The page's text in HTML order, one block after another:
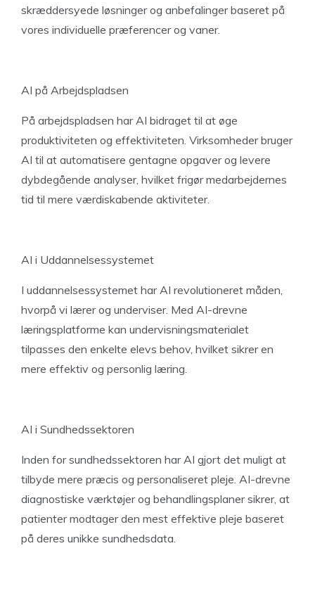
skræddersyede løsninger og anbefalinger baseret på
vores individuelle præferencer og vaner.
AI på Arbejdspladsen
På arbejdspladsen har AI bidraget til at øge
produktiviteten og effektiviteten. Virksomheder bruger
AI til at automatisere gentagne opgaver og levere
dybdegående analyser, hvilket frigør medarbejdernes
tid til mere værdiskabende aktiviteter.
AI i Uddannelsessystemet
I uddannelsessystemet har AI revolutioneret måden,
hvorpå vi lærer og underviser. Med AI-drevne
læringsplatforme kan undervisningsmaterialet
tilpasses den enkelte elevs behov, hvilket sikrer en
mere effektiv og personlig læring.
AI i Sundhedssektoren
Inden for sundhedssektoren har AI gjort det muligt at
tilbyde mere præcis og personaliseret pleje. AI-drevne
diagnostiske værktøjer og behandlingsplaner sikrer, at
patienter modtager den mest effektive pleje baseret
på deres unikke sundhedsdata.